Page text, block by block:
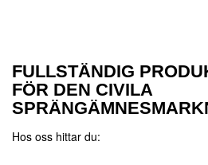
FULLSTÄNDIG
FÖR DEN CIVILA
Hos oss hittar du: